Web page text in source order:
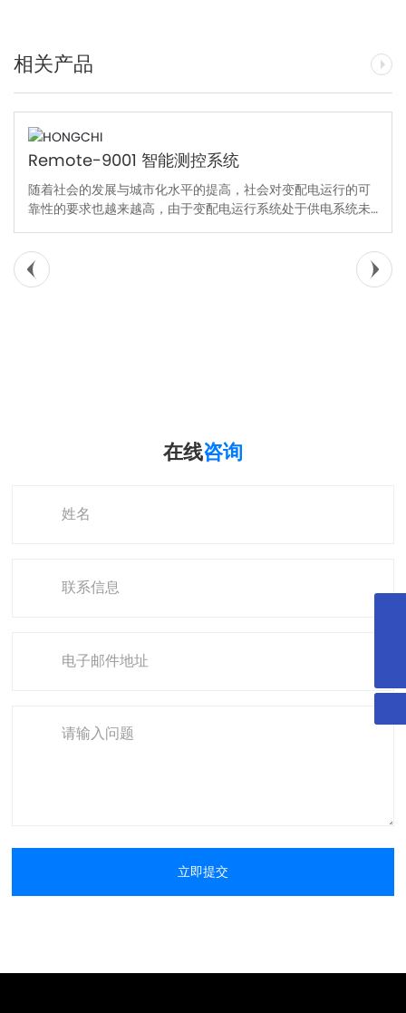
相关产品
Remote-9001 智能测控系统
随着社会的发展与城市化水平的提高，社会对变配电运行的可
靠性的要求也越来越高，由于变配电运行系统处于供电系统未
来说，尤为重要，一旦发生停电事故，造成的社会影响与经济
损失不可估量。
在线咨询
立即提交